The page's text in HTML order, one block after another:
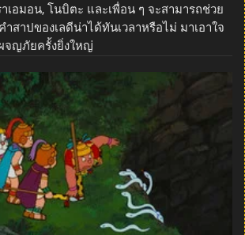
อมอน, โนบิตะ และเพื่อน ๆ จะสามารถช่วย
ำสาปของเลดีน่าได้ทันเวลาหรือไม่ มาเอาใจ
จญภัยครั้งยิ่งใหญ่